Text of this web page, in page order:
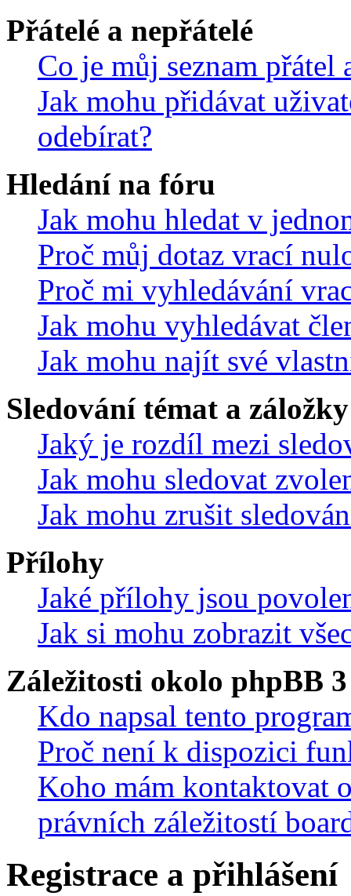
Přátelé a nepřátelé
Co je můj seznam přátel
Jak mohu přidávat
odebírat?
Hledání na fóru
Jak mohu hledat v
Proč můj dotaz vrací
Proč mi vyhledávání
Jak mohu vyhledávat
Jak mohu najít své
Sledování témat a záložky
Jaký je rozdíl mezi
Jak mohu sledovat
Jak mohu zrušit
Přílohy
Jaké přílohy jsou
Jak si mohu zobrazit
Záležitosti okolo phpBB 3
Kdo napsal tento
Proč není k dispozici
Koho mám kontaktovat
právních záležitostí
Registrace a přihlášení